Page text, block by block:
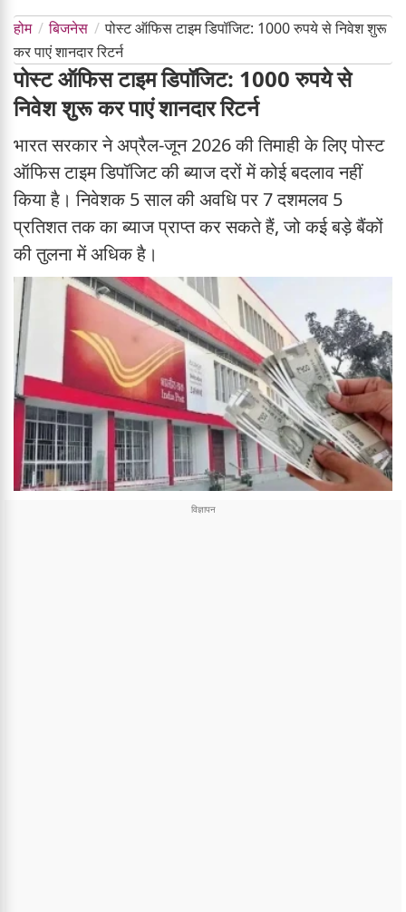
होम बिजनेस
पोस्ट ऑफिस टाइम डिपॉजिट: 1000 रुपये से निवेश शुरू
कर पाएं शानदार रिटर्न
पोस्ट ऑफिस टाइम डिपॉजिट: 1000 रुपये से
निवेश शुरू कर पाएं शानदार रिटर्न
भारत सरकार ने अप्रैल-जून 2026 की तिमाही के लिए पोस्ट
ऑफिस टाइम डिपॉजिट की ब्याज दरों में कोई बदलाव नहीं
किया है। निवेशक 5 साल की अवधि पर 7 दशमलव 5
प्रतिशत तक का ब्याज प्राप्त कर सकते हैं, जो कई बड़े बैंकों
की तुलना में अधिक है।